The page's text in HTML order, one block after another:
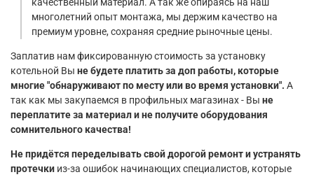
многолетний опыт монтажа, мы держим качество на
премиум уровне, сохраняя средние рыночные цены.
Заплатив нам фиксированную стоимость за установку
котельной Вы не будете платить за доп работы, которые
многие "обнаруживают по месту или во время установки". А
так как мы закупаемся в профильных магазинах - Вы не
переплатите за материал и не получите оборудования
сомнительного качества!
Не придётся переделывать свой дорогой ремонт и устранять
протечки из-за ошибок начинающих специалистов, которые